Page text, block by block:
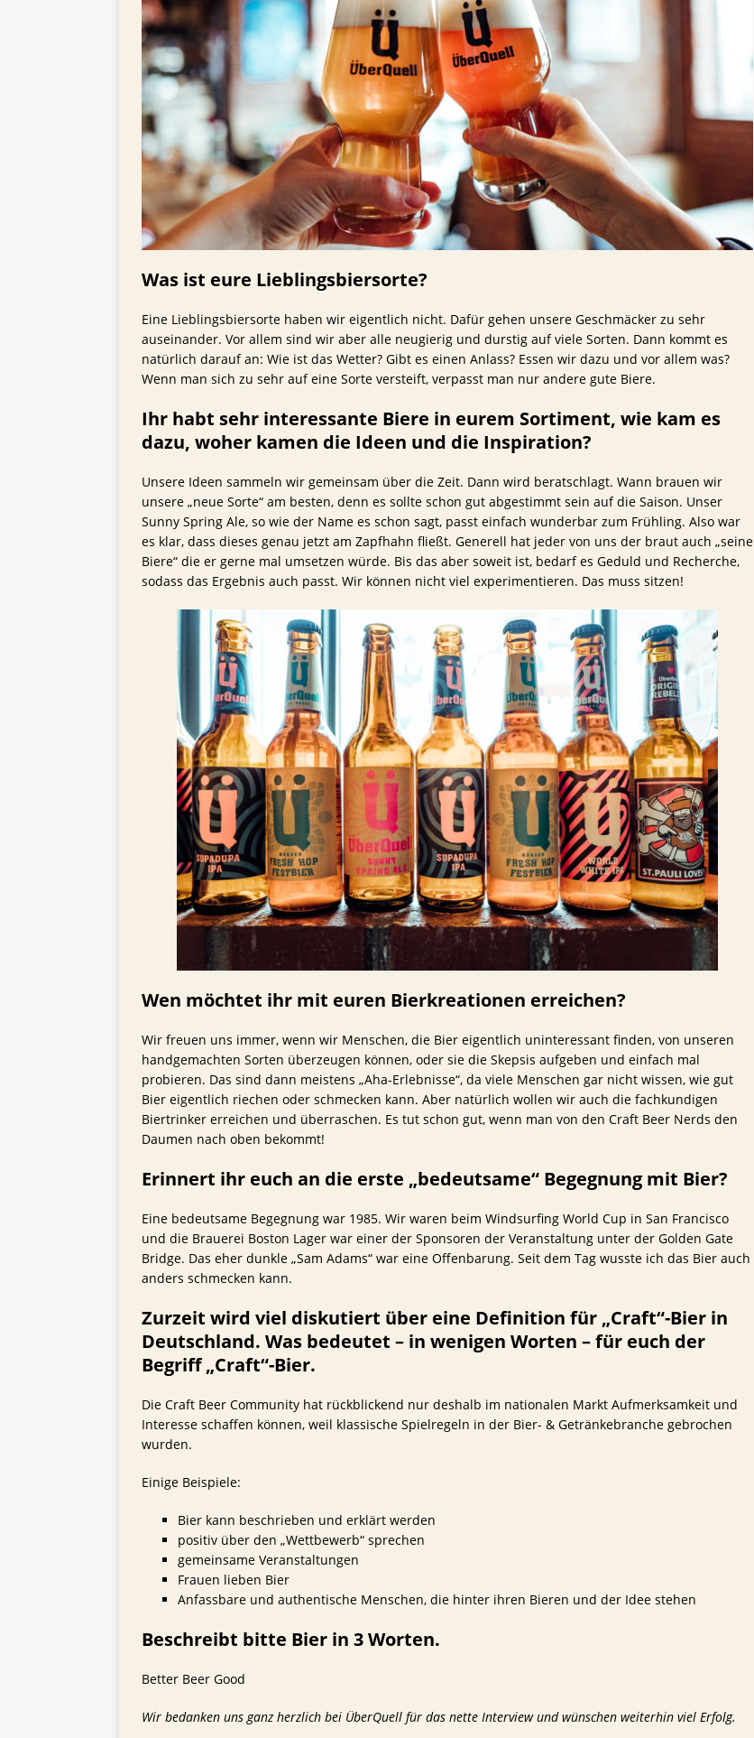
Was ist eure Lieblingsbiersorte?
Eine Lieblingsbiersorte haben wir eigentlich nicht. Dafür gehen unsere Geschmäcker zu sehr
auseinander. Vor allem sind wir aber alle neugierig und durstig auf viele Sorten. Dann kommt es
natürlich darauf an: Wie ist das Wetter? Gibt es einen Anlass? Essen wir dazu und vor allem was?
Wenn man sich zu sehr auf eine Sorte versteift, verpasst man nur andere gute Biere.
Ihr habt sehr interessante Biere in eurem Sortiment, wie kam es
dazu, woher kamen die Ideen und die Inspiration?
Unsere Ideen sammeln wir gemeinsam über die Zeit. Dann wird beratschlagt. Wann brauen wir
unsere „neue Sorte“ am besten, denn es sollte schon gut abgestimmt sein auf die Saison. Unser
Sunny Spring Ale, so wie der Name es schon sagt, passt einfach wunderbar zum Frühling. Also war
es klar, dass dieses genau jetzt am Zapfhahn fließt. Generell hat jeder von uns der braut auch „seine
Biere“ die er gerne mal umsetzen würde. Bis das aber soweit ist, bedarf es Geduld und Recherche,
sodass das Ergebnis auch passt. Wir können nicht viel experimentieren. Das muss sitzen!
Wen möchtet ihr mit euren Bierkreationen erreichen?
Wir freuen uns immer, wenn wir Menschen, die Bier eigentlich uninteressant finden, von unseren
handgemachten Sorten überzeugen können, oder sie die Skepsis aufgeben und einfach mal
probieren. Das sind dann meistens „Aha-Erlebnisse“, da viele Menschen gar nicht wissen, wie gut
Bier eigentlich riechen oder schmecken kann. Aber natürlich wollen wir auch die fachkundigen
Biertrinker erreichen und überraschen. Es tut schon gut, wenn man von den Craft Beer Nerds den
Daumen nach oben bekommt!
Erinnert ihr euch an die erste „bedeutsame“ Begegnung mit Bier?
Eine bedeutsame Begegnung war 1985. Wir waren beim Windsurfing World Cup in San Francisco
und die Brauerei Boston Lager war einer der Sponsoren der Veranstaltung unter der Golden Gate
Bridge. Das eher dunkle „Sam Adams“ war eine Offenbarung. Seit dem Tag wusste ich das Bier auch
anders schmecken kann.
Zurzeit wird viel diskutiert über eine Definition für „Craft“-Bier in
Deutschland. Was bedeutet – in wenigen Worten – für euch der
Begriff „Craft“-Bier.
Die Craft Beer Community hat rückblickend nur deshalb im nationalen Markt Aufmerksamkeit und
Interesse schaffen können, weil klassische Spielregeln in der Bier- & Getränkebranche gebrochen
wurden.
Einige Beispiele:
Bier kann beschrieben und erklärt werden
positiv über den „Wettbewerb“ sprechen
gemeinsame Veranstaltungen
Frauen lieben Bier
Anfassbare und authentische Menschen, die hinter ihren Bieren und der Idee stehen
Beschreibt bitte Bier in 3 Worten.
Better Beer Good
Wir bedanken uns ganz herzlich bei ÜberQuell für das nette Interview und wünschen weiterhin viel Erfolg.